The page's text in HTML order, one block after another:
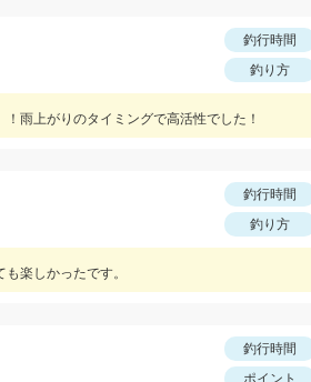
釣行時間
釣り方
雨上がりのタイミングで高活性でした！
釣行時間
釣り方
楽しかったです。
釣行時間
ポイント